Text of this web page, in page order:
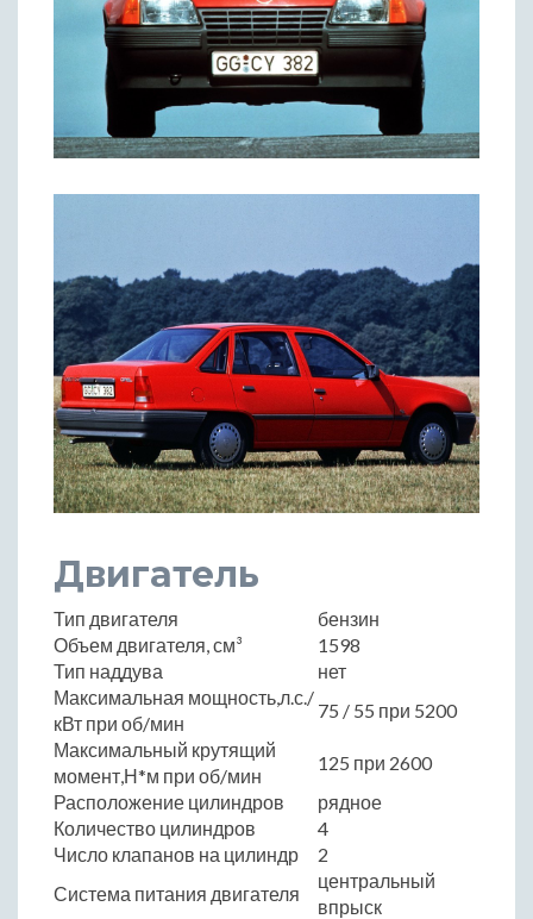
Двигатель
Тип двигателя
бензин
Объем двигателя, см³
1598
Тип наддува
нет
Максимальная мощность,л.с./
кВт при об/мин
75 / 55 при 5200
Максимальный крутящий
момент,Н*м при об/мин
125 при 2600
Расположение цилиндров
рядное
Количество цилиндров
4
Число клапанов на цилиндр
2
Система питания двигателя
центральный
впрыск